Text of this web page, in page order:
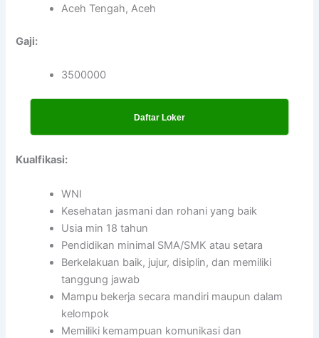
Aceh Tengah, Aceh
Gaji:
3500000
Daftar Loker
Kualfikasi:
WNI
Kesehatan jasmani dan rohani yang baik
Usia min 18 tahun
Pendidikan minimal SMA/SMK atau setara
Berkelakuan baik, jujur, disiplin, dan memiliki
tanggung jawab
Mampu bekerja secara mandiri maupun dalam
kelompok
Memiliki kemampuan komunikasi dan